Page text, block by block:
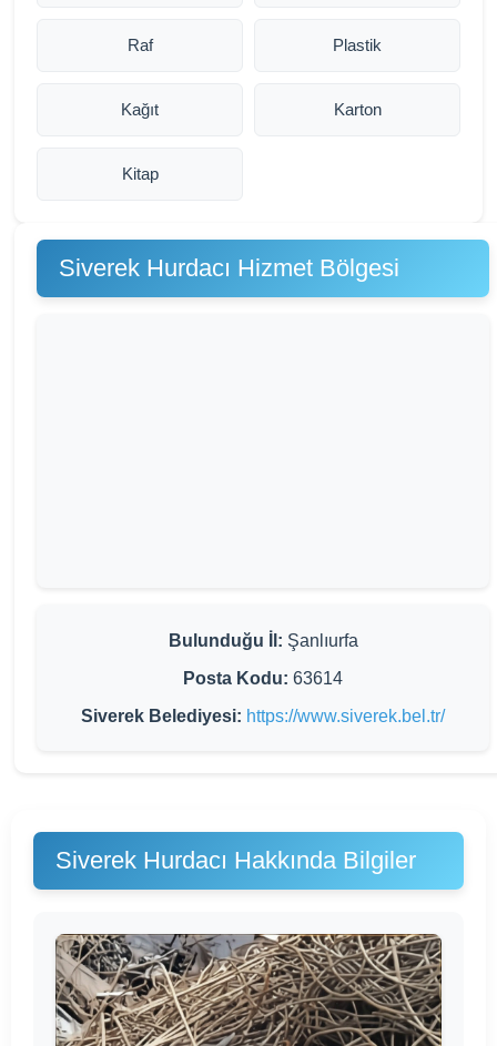
Raf Plastik
Kağıt Karton
Kitap
Siverek Hurdacı Hizmet Bölgesi
Bulunduğu İl: Şanlıurfa
Posta Kodu: 63614
Siverek Belediyesi: https://www.siverek.bel.tr/
Siverek Hurdacı Hakkında Bilgiler